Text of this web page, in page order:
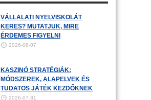
VÁLLALATI NYELVISKOLÁT
KERES? MUTATJUK, MIRE
ÉRDEMES FIGYELNI
2026-08-07
KASZINÓ STRATÉGIÁK:
MÓDSZEREK, ALAPELVEK ÉS
TUDATOS JÁTÉK KEZDŐKNEK
2026-07-31